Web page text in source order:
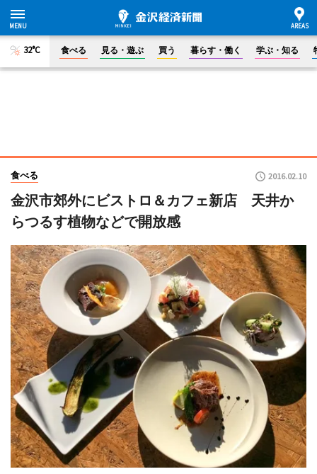
32°C 食べる 見る・遊ぶ 買う 暮らす・働く 学ぶ・知る
食べる 2016.02.10
金沢市郊外にビストロ＆カフェ新店 天井か
らつるす植物などで開放感